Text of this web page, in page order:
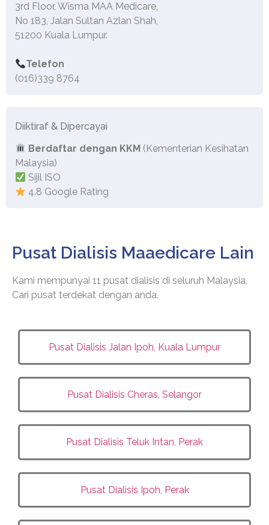
3rd Floor, Wisma MAA Medicare,
No 183, Jalan Sultan Azlan Shah,
51200 Kuala Lumpur.
Telefon
(016)339 8764
Diiktiraf & Dipercayai
Berdaftar dengan KKM (Kementerian Kesihatan
Malaysia)
Sijil ISO
4.8 Google Rating
Pusat Dialisis Maaedicare Lain
Kami mempunyai 11 pusat dialisis di seluruh Malaysia.
Cari pusat terdekat dengan anda.
Pusat Dialisis Jalan Ipoh, Kuala Lumpur
Pusat Dialisis Cheras, Selangor
Pusat Dialisis Teluk Intan, Perak
Pusat Dialisis Ipoh, Perak